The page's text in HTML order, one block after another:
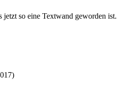
so eine Textwand geworden ist.
)